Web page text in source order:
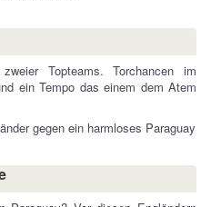
Topteams. Torchancen im
ein Tempo das einem dem Atem
gegen ein harmloses Paraguay